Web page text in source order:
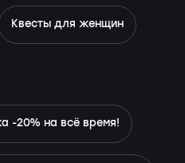
Квесты для женщин
-20% на всё время!